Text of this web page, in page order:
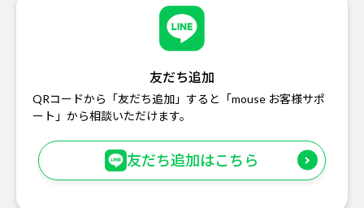
友だち追加
QRコードから「友だち追加」すると「mouse お客様サポ
ート」から相談いただけます。
友だち追加はこちら